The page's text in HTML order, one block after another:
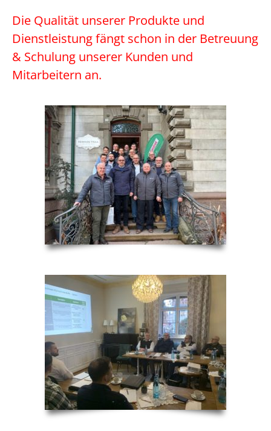
Die Qualität unserer Produkte und
Dienstleistung fängt schon in der Betreuung
& Schulung unserer Kunden und
Mitarbeitern an.